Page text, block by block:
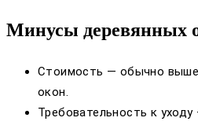
Минусы деревянных
Стоимость — обычно
окон.
Требовательность к